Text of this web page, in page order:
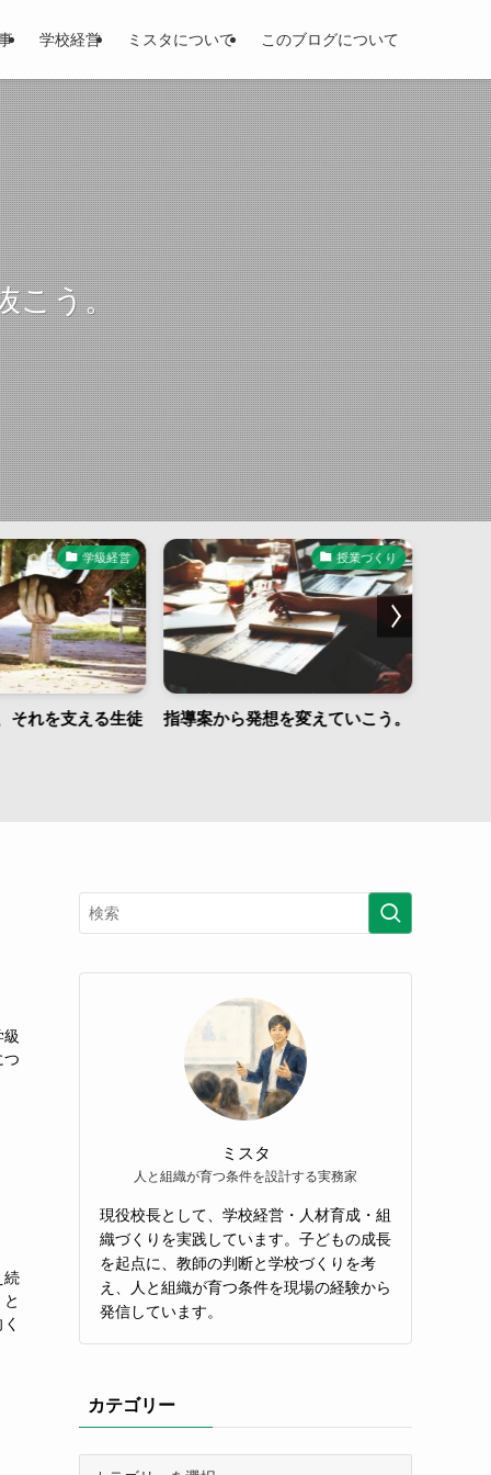
学校経営 ミスタについて このブログについて
こう。
学級経営
それを支える生徒
授業づくり
指導案から発想を変えていこう。
つ
続
ミスタ
人と組織が育つ条件を設計する実務家
現役校長として、学校経営・人材育成・組
織づくりを実践しています。子どもの成長
を起点に、教師の判断と学校づくりを考
え、人と組織が育つ条件を現場の経験から
発信しています。
カテゴリー